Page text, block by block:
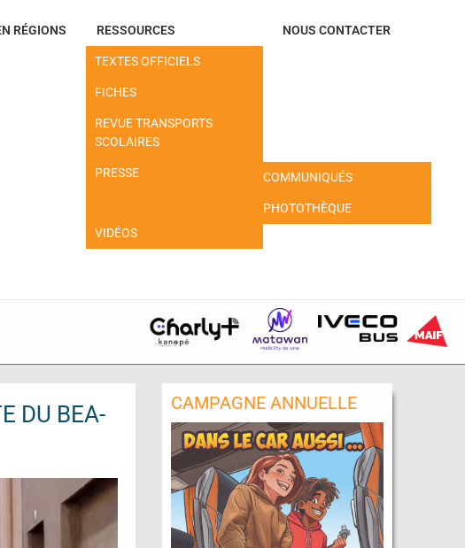
RÉGIONS RESSOURCES
TEXTES OFFICIELS
FICHES
REVUE TRANSPORTS
SCOLAIRES
PRESSE COMMUNIQUÉS
PHOTOTHÈQUE
VIDÉOS
NOUS CONTACTER
DU BEA-
CAMPAGNE ANNUELLE